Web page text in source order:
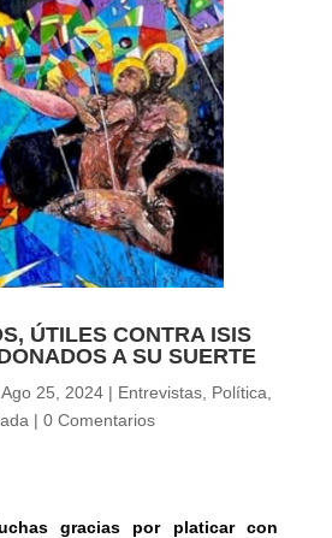
ÚTILES CONTRA ISIS
A SU SUERTE
Ago 25, 2024 | Entrevistas Política
|0 Comentarios
gracias por platicar con